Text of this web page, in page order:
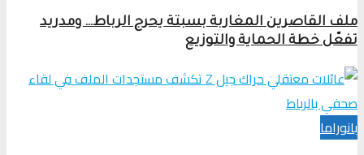
ملف القاصرين المغاربة بسبتة يحرج الرباط… ومدريد
تفعّل خطة الحماية والتوزيع
بانوراما